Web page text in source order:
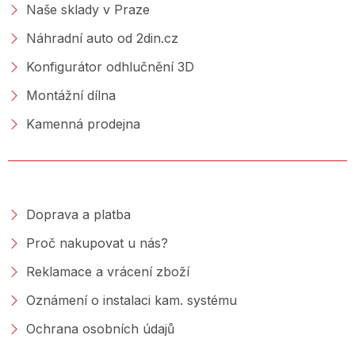
Naše sklady v Praze
Náhradní auto od 2din.cz
Konfigurátor odhlučnění 3D
Montážní dílna
Kamenná prodejna
Doprava a platba
Proč nakupovat u nás?
Reklamace a vrácení zboží
Oznámení o instalaci kam. systému
Ochrana osobních údajů